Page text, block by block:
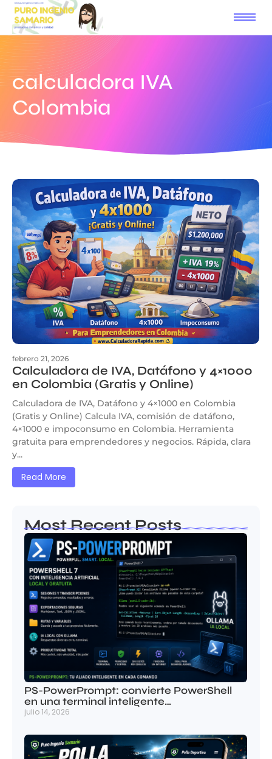
calculadora IVA
Colombia
febrero 21, 2026
Calculadora de IVA, Datáfono y 4×1000
en Colombia (Gratis y Online)
Calculadora de IVA, Datáfono y 4×1000 en Colombia
(Gratis y Online) Calcula IVA, comisión de datáfono,
4×1000 e impoconsumo en Colombia. Herramienta
gratuita para emprendedores y negocios. Rápida, clara
y...
Read More
Most Recent Posts
PS-PowerPrompt: convierte PowerShell
en una terminal inteligente…
julio 14, 2026